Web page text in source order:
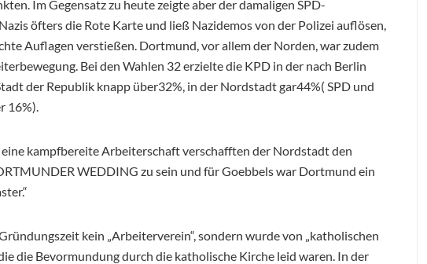
Im Gegensatz zu heute zeigte aber der damaligen SPD-
öfters die Rote Karte und ließ Nazidemos von der Polizei auflösen,
Auflagen verstießen. Dortmund, vor allem der Norden, war zudem
Bei den Wahlen 32 erzielte die KPD in der nach Berlin
der Republik knapp über32%, in der Nordstadt gar44%( SPD und
16%).
kampfbereite Arbeiterschaft verschafften der Nordstadt den
WEDDING zu sein und für Goebbels war Dortmund ein
kein „Arbeiterverein“, sondern wurde von „katholischen
die Bevormundung durch die katholische Kirche leid waren. In der